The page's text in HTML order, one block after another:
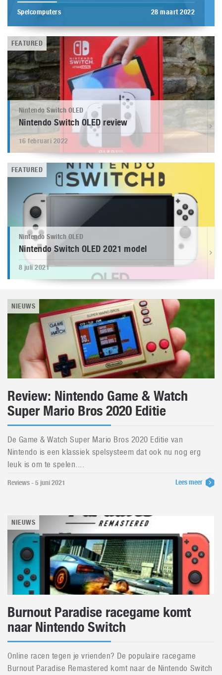
Spelcomputers 28 maart 2022
FEATURED
Nintendo Switch OLED
Nintendo Switch OLED review
16 februari 2022
FEATURED
Nintendo Switch OLED
Nintendo Switch OLED 2021 model
8 juli 2021
NIEUWS
Review: Nintendo Game & Watch
Super Mario Bros 2020 Editie
De Game & Watch Super Mario Bros 2020 Editie van
Nintendo is een klassiek spelsysteem dat ook nu nog erg
leuk is om te spelen....
Reviews - 5 juni 2021 Lees meer
NIEUWS
Burnout Paradise racegame komt
naar Nintendo Switch
Online racen tegen je vrienden? De populaire racegame
Burnout Paradise Remastered komt naar de Nintendo Switch